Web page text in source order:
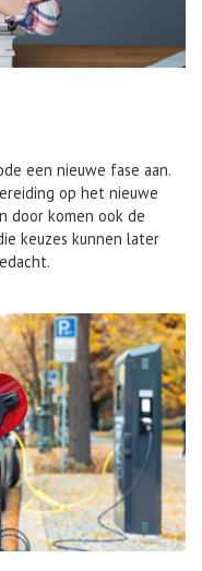
een nieuwe fase aan.
op het nieuwe
door komen ook de
keuzes kunnen later